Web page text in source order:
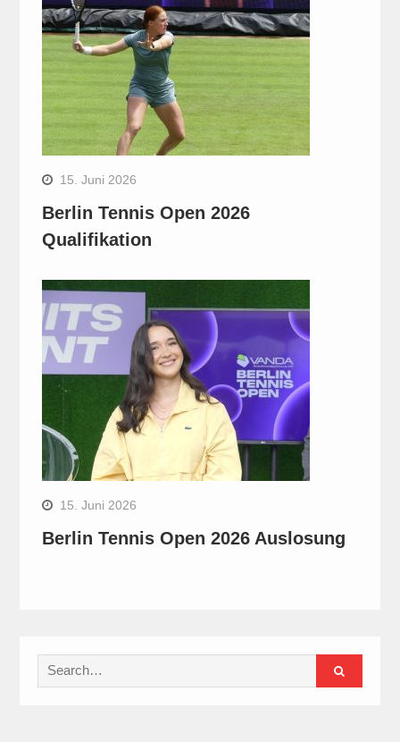
15. Juni 2026
Berlin Tennis Open 2026
Qualifikation
15. Juni 2026
Berlin Tennis Open 2026 Auslosung
Search
for: